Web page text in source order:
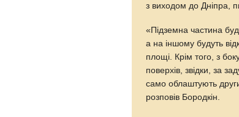
з виходом до Дніпра,
«Підземна частина
а на іншому будуть
площі. Крім того, з
поверхів, звідки, за
само облаштують
розповів Бородкін.